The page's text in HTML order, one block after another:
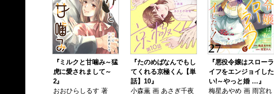
『ミルクと甘噛み～猛
虎に愛されまして～
2』
おおひらしるす 著
『たのめばなんでもし
てくれる京極くん【単
話】10』
小森薫 画 あさぎ千夜
『悪役令嬢はスローラ
イフをエンジョイした
い!～やっと婚 …』
梅星あやめ 画 雨宮れ